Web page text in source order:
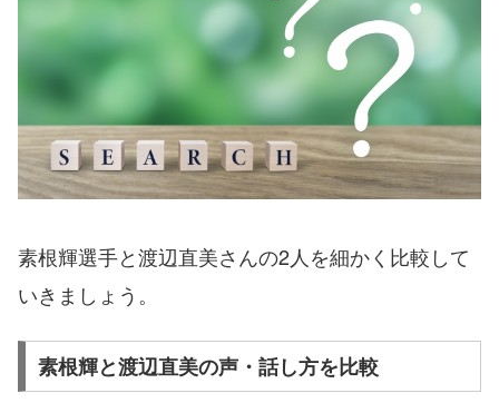
素根輝選手と渡辺直美さんの2人を細かく比較して
いきましょう。
素根輝と渡辺直美の声・話し方を比較